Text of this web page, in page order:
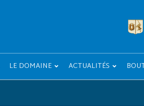
LE DOMAINE ACTUALITÉS